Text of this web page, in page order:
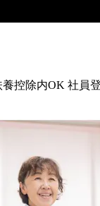
養控除内OK 社員